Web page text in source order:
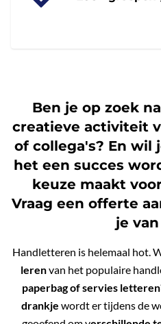
Ben je op zoek
creatieve activiteit
of collega's? En wil
het een succes
keuze maakt
Vraag een offerte
je
Handletteren is helemaal hot.
lerenvan het populaire
paperbag of servies letteren
drankje wordt er tijdens de